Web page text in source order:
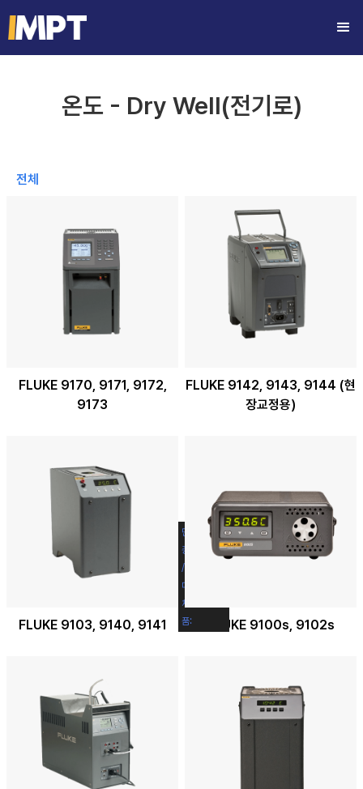
온도 - Dry Well(전기로)
전체
FLUKE 9170, 9171, 9172,
9173
FLUKE 9142, 9143, 9144 (현
장교정용)
단
종
/
대
체
품:
대체품
FLUKE-
FLUKE 9103, 9140, 9141 FLUKE 9100s, 9102s